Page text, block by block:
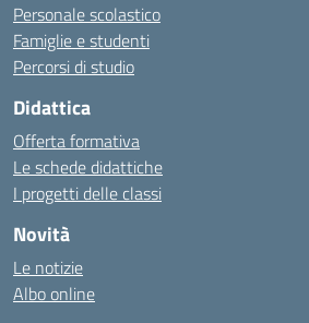
Personale scolastico
Famiglie e studenti
Percorsi di studio
Didattica
Offerta formativa
Le schede didattiche
I progetti delle classi
Novità
Le notizie
Albo online